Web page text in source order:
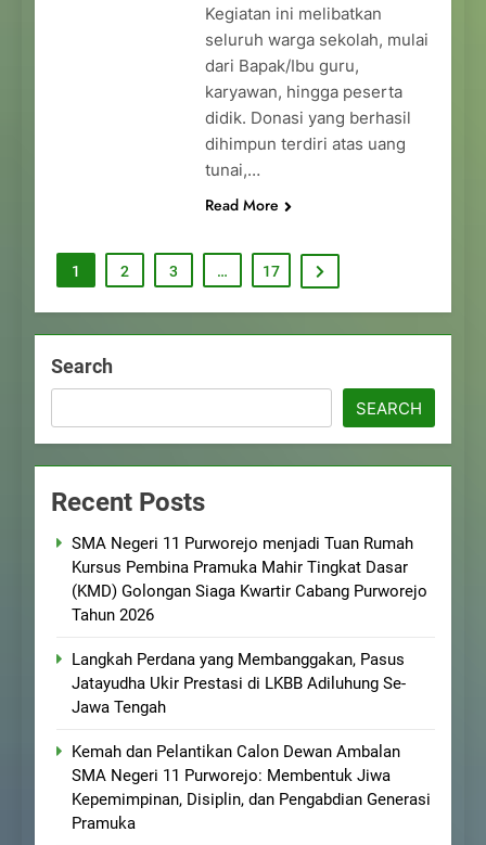
Kegiatan ini melibatkan
seluruh warga sekolah, mulai
dari Bapak/Ibu guru,
karyawan, hingga peserta
didik. Donasi yang berhasil
dihimpun terdiri atas uang
tunai,…
Read More
1 2 3 … 17
Search
SEARCH
Recent Posts
SMA Negeri 11 Purworejo menjadi Tuan Rumah
Kursus Pembina Pramuka Mahir Tingkat Dasar
(KMD) Golongan Siaga Kwartir Cabang Purworejo
Tahun 2026
Langkah Perdana yang Membanggakan, Pasus
Jatayudha Ukir Prestasi di LKBB Adiluhung Se-
Jawa Tengah
Kemah dan Pelantikan Calon Dewan Ambalan
SMA Negeri 11 Purworejo: Membentuk Jiwa
Kepemimpinan, Disiplin, dan Pengabdian Generasi
Pramuka